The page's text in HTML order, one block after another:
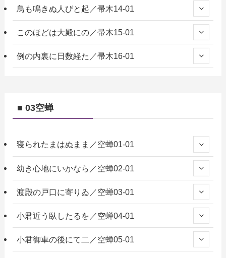
鳥も鳴きぬ人びと起／帚木14-01
このほどは大殿にの／帚木15-01
例の内裏に日数経た／帚木16-01
■ 03空蝉
寝られたまはぬまま／空蝉01-01
幼き心地にいかなら／空蝉02-01
渡殿の戸口に寄りゐ／空蝉03-01
小君近う臥したるを／空蝉04-01
小君御車の後にて二／空蝉05-01